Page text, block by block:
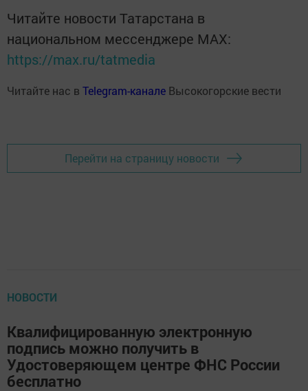
Читайте новости Татарстана в
национальном мессенджере MАХ:
https://max.ru/tatmedia
Читайте нас в Telegram-канале Высокогорские вести
Перейти на страницу новости
НОВОСТИ
Квалифицированную электронную
подпись можно получить в
Удостоверяющем центре ФНС России
бесплатно